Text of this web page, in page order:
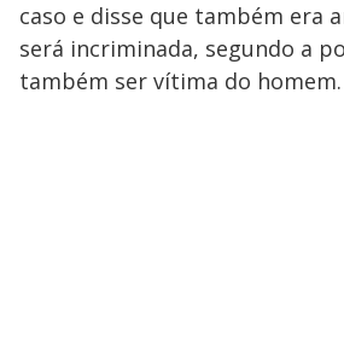
caso e disse que também era
será incriminada, segundo a
também ser vítima do homem.